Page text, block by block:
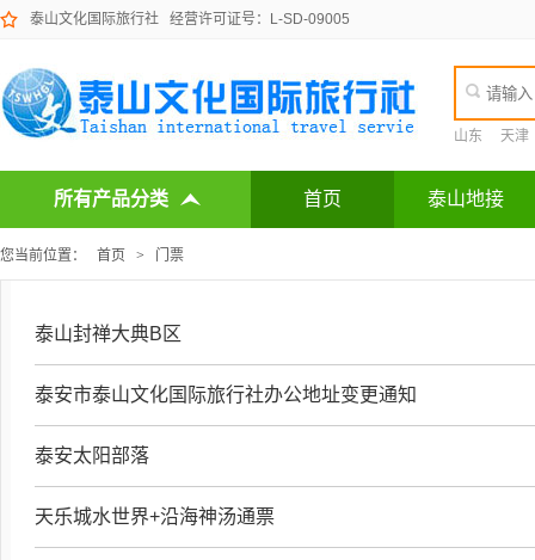
泰山文化国际旅行社 经营许可证号：L-SD-09005
山东 天津
所有产品分类 首页 泰山地接
您当前位置： 首页 > 门票
泰山封禅大典B区
泰安市泰山文化国际旅行社办公地址变更通知
泰安太阳部落
天乐城水世界+沿海神汤通票